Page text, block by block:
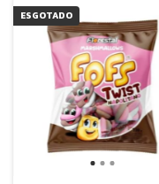
ESGOTADO